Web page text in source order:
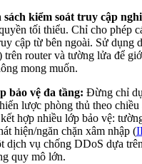
kiểm soát truy cập
tối thiểu. Chỉ cho phép
cập từ bên ngoài. Sử dụng
trên router và tường lửa để
mong muốn.
bảo vệ đa tầng: Đừng chỉ
lược phòng thủ theo chiều
hợp nhiều lớp bảo vệ:
hiện/ngăn chặn xâm nhập (
dịch vụ chống DDoS dựa
quy mô lớn.